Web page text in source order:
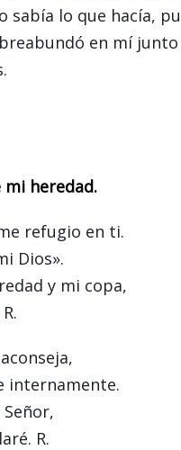
sabía lo que hacía,
en mí
mi heredad.
refugio en ti.
Dios».
y mi copa,
internamente.
R.